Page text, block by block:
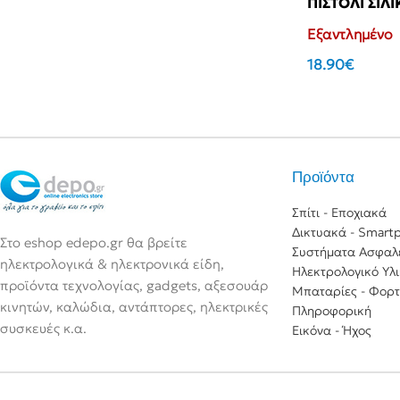
Πλυντήρια Ρούχων
Σκουπάκια χειρός
Σιδέρωμα
Ατμοκαθαριστές
Ρολόγια – Ξυπνητήρια
Μετεωρολογικοί Σταθμοί –
Θερμόμετρα Χώρου
Ζυγαριές Αποσκευών
Φούρνοι Μικροκυμάτων
Pizza Maker & Βάφλες
Pop Corn & Μαλλί Της Γριάς &
Κρεπιέρα
Τοστιέρες-βαφλιέρες
Αρτοπαρασκευαστές
Εξαντλημένο
18.90€
Στο eshop edepo.gr θα βρείτε
ηλεκτρολογικά & ηλεκτρονικά είδη,
προϊόντα τεχνολογίας, gadgets, αξεσουάρ
κινητών, καλώδια, αντάπτορες, ηλεκτρικές
συσκευές κ.α.
Προϊόντα
Σπίτι - Εποχιακά
Δικτυακά -
Συστήματα
Ηλεκτρολογικό
Μπαταρίες -
Πληροφορική
Εικόνα - Ήχος